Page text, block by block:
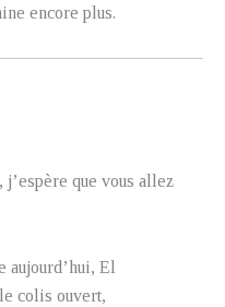
encore plus.
j’espère que vous allez
aujourd’hui, El
colis ouvert,